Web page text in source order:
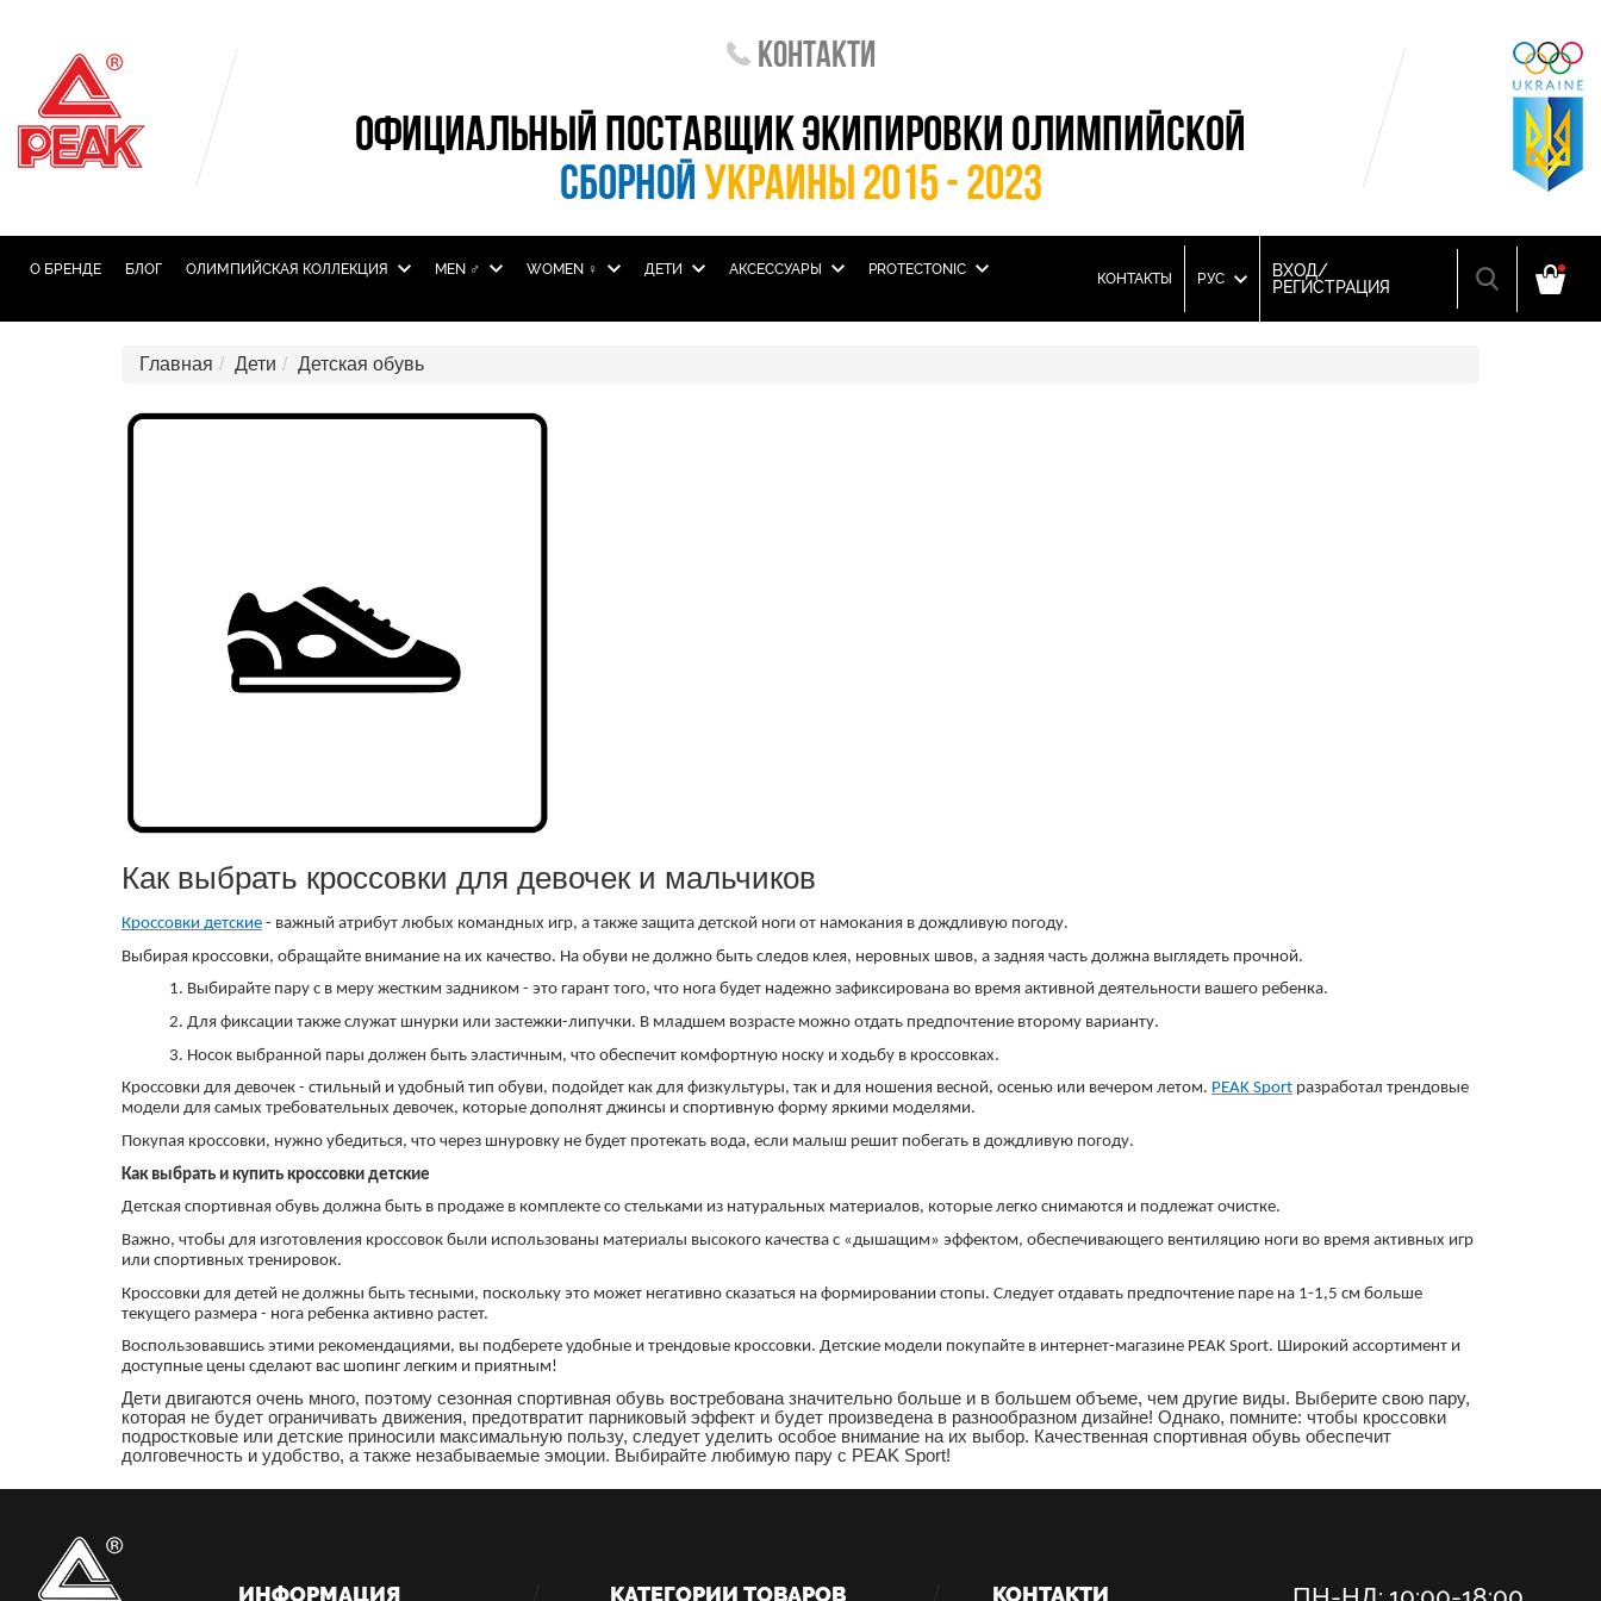
Контакти
ОФИЦИАЛЬНЫЙ ПОСТАВЩИК ЭКИПИРОВКИ ОЛИМПИЙСКОЙ
СБОРНОЙ УКРАИНЫ 2015 - 2023
О БРЕНДЕ БЛОГ ОЛИМПИЙСКАЯ КОЛЛЕКЦИЯ MEN ♂ WOMEN ♀ ДЕТИ АКСЕССУАРЫ PROTECTONIC
КОНТАКТЫ РУС
ВХОД/
РЕГИСТРАЦИЯ
Главная Дети Детская обувь
Как выбрать кроссовки для девочек и мальчиков
Кроссовки детские - важный атрибут любых командных игр, а также защита детской ноги от намокания в дождливую погоду.
Выбирая кроссовки, обращайте внимание на их качество. На обуви не должно быть следов клея, неровных швов, а задняя часть должна выглядеть прочной.
1. Выбирайте пару с в меру жестким задником - это гарант того, что нога будет надежно зафиксирована во время активной деятельности вашего ребенка.
2. Для фиксации также служат шнурки или застежки-липучки. В младшем возрасте можно отдать предпочтение второму варианту.
3. Носок выбранной пары должен быть эластичным, что обеспечит комфортную носку и ходьбу в кроссовках.
Кроссовки для девочек - стильный и удобный тип обуви, подойдет как для физкультуры, так и для ношения весной, осенью или вечером летом. PEAK Sport разработал трендовые
модели для самых требовательных девочек, которые дополнят джинсы и спортивную форму яркими моделями.
Покупая кроссовки, нужно убедиться, что через шнуровку не будет протекать вода, если малыш решит побегать в дождливую погоду.
Как выбрать и купить кроссовки детские
Детская спортивная обувь должна быть в продаже в комплекте со стельками из натуральных материалов, которые легко снимаются и подлежат очистке.
Важно, чтобы для изготовления кроссовок были использованы материалы высокого качества с «дышащим» эффектом, обеспечивающего вентиляцию ноги во время активных игр
или спортивных тренировок.
Кроссовки для детей не должны быть тесными, поскольку это может негативно сказаться на формировании стопы. Следует отдавать предпочтение паре на 1-1,5 см больше
текущего размера - нога ребенка активно растет.
Воспользовавшись этими рекомендациями, вы подберете удобные и трендовые кроссовки. Детские модели покупайте в интернет-магазине PEAK Sport. Широкий ассортимент и
доступные цены сделают вас шопинг легким и приятным!
Дети двигаются очень много, поэтому сезонная спортивная обувь востребована значительно больше и в большем объеме, чем другие виды. Выберите свою пару,
которая не будет ограничивать движения, предотвратит парниковый эффект и будет произведена в разнообразном дизайне! Однако, помните: чтобы кроссовки
подростковые или детские приносили максимальную пользу, следует уделить особое внимание на их выбор. Качественная спортивная обувь обеспечит
долговечность и удобство, а также незабываемые эмоции. Выбирайте любимую пару с PEAK Sport!
ИНФОРМАЦИЯ КАТЕГОРИИ ТОВАРОВ КОНТАКТИ